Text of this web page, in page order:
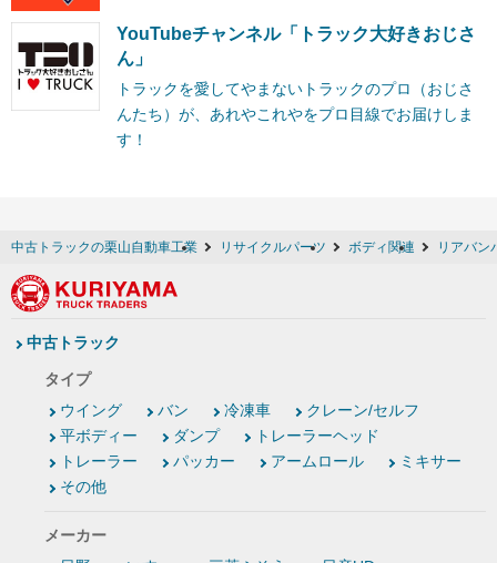
YouTubeチャンネル「トラック大好きおじさ
ん」
トラックを愛してやまないトラックのプロ（おじさ
んたち）が、あれやこれやをプロ目線でお届けしま
す！
中古トラックの栗山自動車工業 リサイクルパーツ ボディ関連 リアバン
中古トラック
タイプ
ウイング
バン 冷凍車
クレーン/セルフ
平ボディー
ダンプ
トレーラーヘッド
トレーラー
パッカー アームロール
ミキサー
その他
メーカー